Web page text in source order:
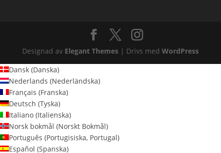
Designad av Elegant Themes| Drivs med WordPress
Dansk (Danska)
Nederlands (Nederländska)
Français (Franska)
Deutsch (Tyska)
Italiano (Italienska)
Norsk bokmål (Norskt Bokmål)
Português (Portugisiska, Portugal)
Español (Spanska)